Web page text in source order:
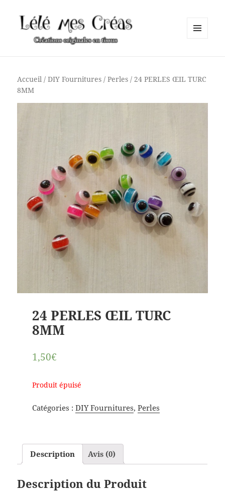
Accueil /DIY Fournitures /Perles / 24 PERLES ŒIL TURC
8MM
24 PERLES ŒIL TURC
8MM
1,50€
Produit épuisé
Catégories : DIY Fournitures, Perles
Description Avis (0)
Description du Produit